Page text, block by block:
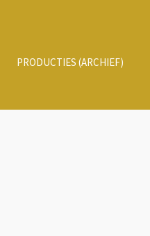
PRODUCTIES (ARCHIEF)